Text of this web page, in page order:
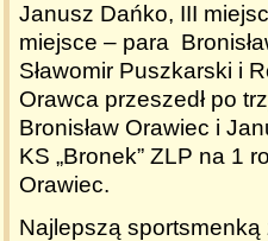
Janusz Dańko, III
miejsce – para
Sławomir Puszkarski i
Orawca przeszedł po
Bronisław Orawiec i
KS „Bronek” ZLP na 1
Orawiec.
Najlepszą